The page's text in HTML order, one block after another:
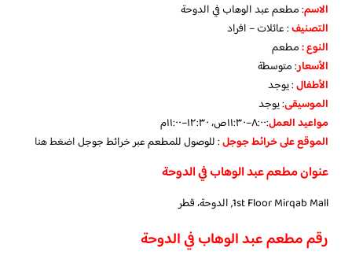
الاسم: مطعم عبد الوهاب في الدوحة
التصنيف: عائلات – افراد
النوع :مطعم
الأسعار:متوسطة
الأطفال:يوجد
الموسيقى:يوجد
مواعيد العمل:٨:٠٠–١١:٣٠ص، ١٢:٣٠–١١:٠٠م
الموقع على خرائط جوجل: للوصول للمطعم عبر خرائط جوجلاضغط هنا
عنوان مطعم عبد الوهاب في الدوحة
1st Floor Mirqab Mall, الدوحة، قطر
رقم مطعم عبد الوهاب في الدوحة